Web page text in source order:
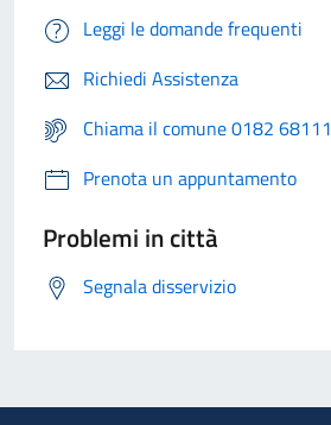
Leggi le domande frequenti
Richiedi Assistenza
Chiama il comune 0182 68111
Prenota un appuntamento
Problemi in città
Segnala disservizio